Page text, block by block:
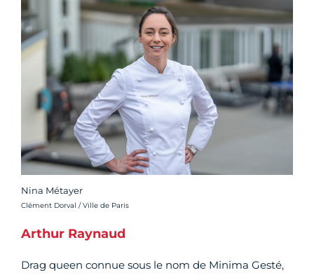
Nina Métayer
Crédit photo :
Clément Dorval / Ville de Paris
Arthur Raynaud
Drag queen connue sous le nom de Minima Gesté,